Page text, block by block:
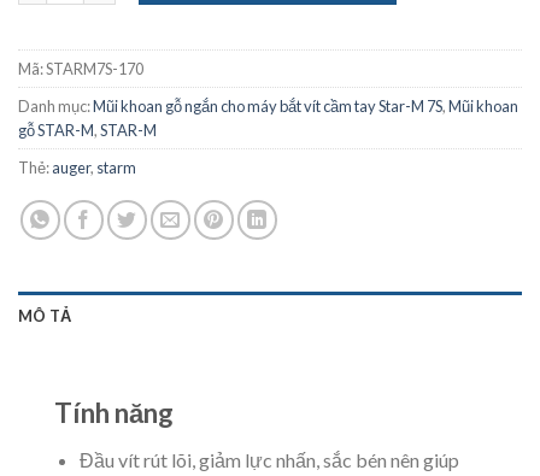
Mã:STARM7S-170
Danh mục:Mũi khoan gỗ ngắn cho máy bắt vít cầm tay Star-M 7S,Mũi khoan
gỗ STAR-M,STAR-M
Thẻ:auger, starm
MÔ TẢ
Tính năng
Đầu vít rút lõi, giảm lực nhấn, sắc bén nên giúp